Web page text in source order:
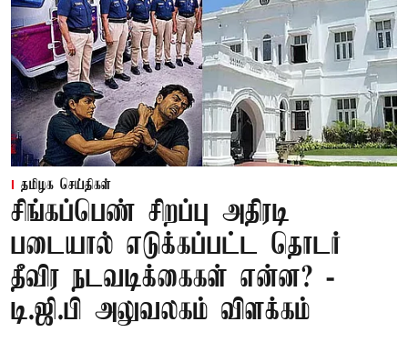
தமிழக செய்திகள்
சிங்கப்பெண் சிறப்பு அதிரடி
படையால் எடுக்கப்பட்ட தொடர்
தீவிர நடவடிக்கைகள் என்ன? -
டி.ஜி.பி அலுவலகம் விளக்கம்